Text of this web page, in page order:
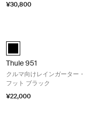
¥30,800
black (selected)
Thule 951
クルマ向けレインガーター・
フット ブラック
¥22,000